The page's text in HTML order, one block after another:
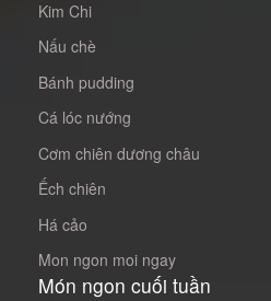
Kim Chi
Nấu chè
Bánh pudding
Cá lóc nướng
Cơm chiên dương châu
Ếch chiên
Há cảo
Mon ngon moi ngay
Món ngon cuối tuần